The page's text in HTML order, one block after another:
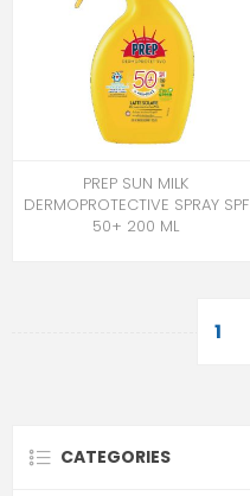
PREP SUN MILK
DERMOPROTECTIVE SPRAY SPF
50+ 200 ML
1
CATEGORIES